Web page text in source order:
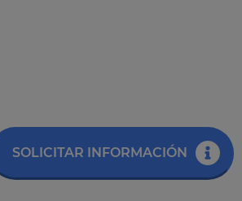
SOLICITAR INFORMACIÓN